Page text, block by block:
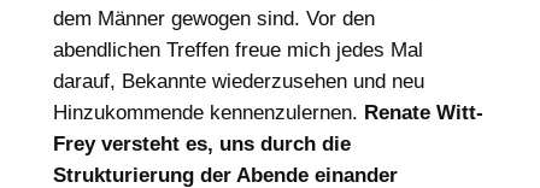
dem Männer gewogen sind. Vor den
abendlichen Treffen freue mich jedes Mal
darauf, Bekannte wiederzusehen und neu
Hinzukommende kennenzulernen. Renate Witt-
Frey versteht es, uns durch die
Strukturierung der Abende einander